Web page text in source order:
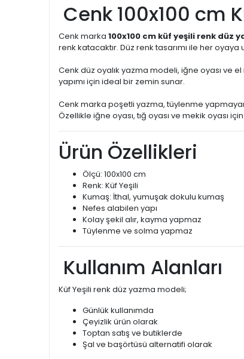
Cenk 100x100 cm
Cenk marka 100x100 cm küf yeşili renk düz
renk katacaktır. Düz renk tasarımı ile her
Cenk düz oyalık yazma modeli, iğne oyası ve
yapımı için ideal bir zemin sunar.
Cenk marka poşetli yazma, tüylenme
Özellikle iğne oyası, tığ oyası ve mekik oyası
Ürün Özellikleri
Ölçü: 100x100 cm
Renk: Küf Yeşili
Kumaş: İthal, yumuşak dokulu kumaş
Nefes alabilen yapı
Kolay şekil alır, kayma yapmaz
Tüylenme ve solma yapmaz
Kullanım Alanları
Küf Yeşili renk düz yazma modeli;
Günlük kullanımda
Çeyizlik ürün olarak
Toptan satış ve butiklerde
Şal ve başörtüsü alternatifi olarak